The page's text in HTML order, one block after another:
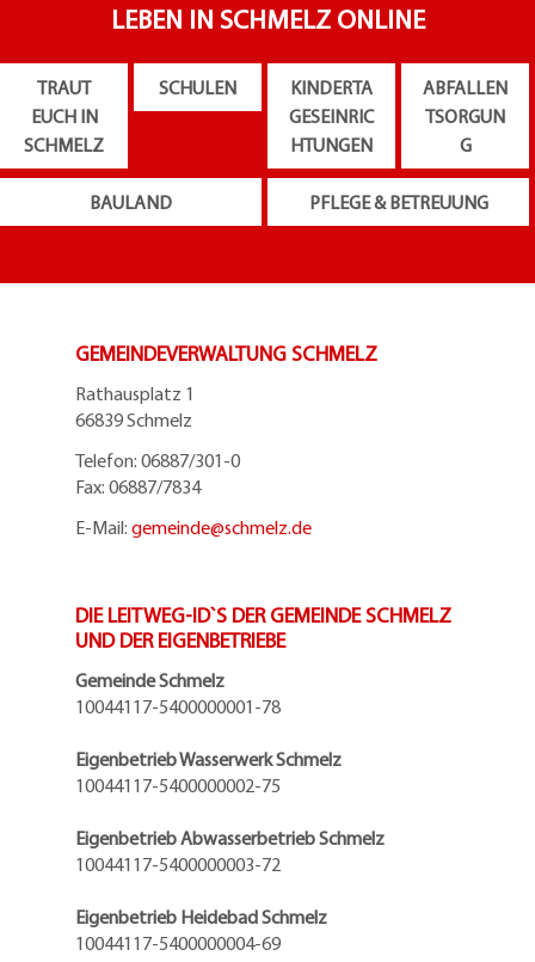
LEBEN IN SCHMELZ ONLINE
TRAUT
EUCH IN
SCHMELZ
SCHULEN
KINDERTA
GESEINRIC
HTUNGEN
ABFALLEN
TSORGUN
G
BAULAND PFLEGE & BETREUUNG
GEMEINDEVERWALTUNG SCHMELZ
Rathausplatz 1
66839 Schmelz
Telefon: 06887/301-0
Fax: 06887/7834
E-Mail: gemeinde@schmelz.de
DIE LEITWEG-ID`S DER GEMEINDE SCHMELZ
UND DER EIGENBETRIEBE
Gemeinde Schmelz
10044117-5400000001-78
Eigenbetrieb Wasserwerk Schmelz
10044117-5400000002-75
Eigenbetrieb Abwasserbetrieb Schmelz
10044117-5400000003-72
Eigenbetrieb Heidebad Schmelz
10044117-5400000004-69